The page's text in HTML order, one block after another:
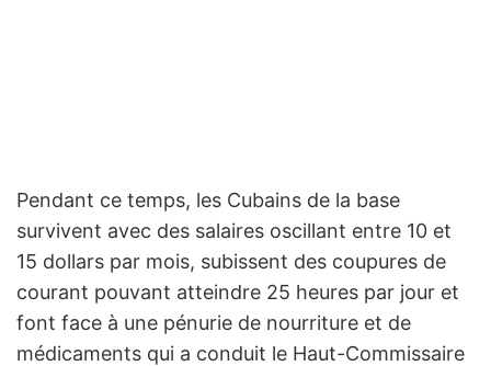
Pendant ce temps, les Cubains de la base
survivent avec des salaires oscillant entre 10 et
15 dollars par mois, subissent des coupures de
courant pouvant atteindre 25 heures par jour et
font face à une pénurie de nourriture et de
médicaments qui a conduit le Haut-Commissaire